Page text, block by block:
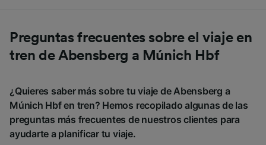
Preguntas frecuentes sobre el viaje en
tren de Abensberg a Múnich Hbf
¿Quieres saber más sobre tu viaje de Abensberg a
Múnich Hbf en tren? Hemos recopilado algunas de las
preguntas más frecuentes de nuestros clientes para
ayudarte a planificar tu viaje.